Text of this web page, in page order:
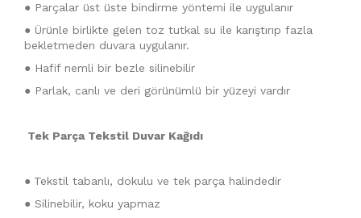
● Parçalar üst üste bindirme yöntemi ile uygulanır
● Ürünle birlikte gelen toz tutkal su ile karıştırıp fazla
bekletmeden duvara uygulanır.
● Hafif nemli bir bezle silinebilir
● Parlak, canlı ve deri görünümlü bir yüzeyi vardır
Tek Parça Tekstil Duvar Kağıdı
● Tekstil tabanlı, dokulu ve tek parça halindedir
● Silinebilir, koku yapmaz